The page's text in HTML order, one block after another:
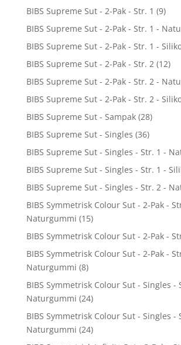
BIBS Supreme Sut - 2-Pak - Str. 1 (9)
BIBS Supreme Sut - 2-Pak - Str. 1 -
BIBS Supreme Sut - 2-Pak - Str. 1 -
BIBS Supreme Sut - 2-Pak - Str. 2 (12)
BIBS Supreme Sut - 2-Pak - Str. 2 -
BIBS Supreme Sut - 2-Pak - Str. 2 -
BIBS Supreme Sut - Sampak (28)
BIBS Supreme Sut - Singles (36)
BIBS Supreme Sut - Singles - Str. 1 -
BIBS Supreme Sut - Singles - Str. 1 -
BIBS Supreme Sut - Singles - Str. 2 -
BIBS Symmetrisk Colour Sut - 2-Pak -
Naturgummi (15)
BIBS Symmetrisk Colour Sut - 2-Pak -
BIBS Symmetrisk Colour Sut - 2-Pak -
Naturgummi (8)
BIBS Symmetrisk Colour Sut - Singles -
Naturgummi (24)
BIBS Symmetrisk Colour Sut - Singles -
Naturgummi (24)